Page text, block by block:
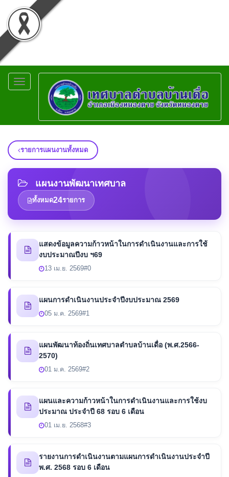
Toggle
navigation
รายการแผนงานทั้งหมด
แผนงานพัฒนาเทศบาล
ทั้งหมด24รายการ
แสดงข้อมูลความก้าวหน้าในการดำเนินงานและการใช้
งบประมาณปีงบ ฯ69
13 เม.ย. 2569#0
แผนการดำเนินงานประจำปีงบประมาณ 2569
05 ม.ค. 2569#1
แผนพัฒนาท้องถิ่นเทศบาลตำบลบ้านเดื่อ (พ.ศ.2566-
2570)
01 ม.ค. 2569#2
แผนและความก้าวหน้าในการดำเนินงานและการใช้งบ
ประมาณ ประจำปี 68 รอบ 6 เดือน
01 เม.ย. 2568#3
รายงานการดำเนินงานตามแผนการดำเนินงานประจำปี
พ.ศ. 2568 รอบ 6 เดือน